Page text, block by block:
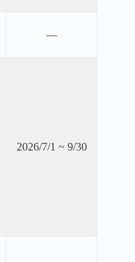
—
2026/7/1 ~ 9/30